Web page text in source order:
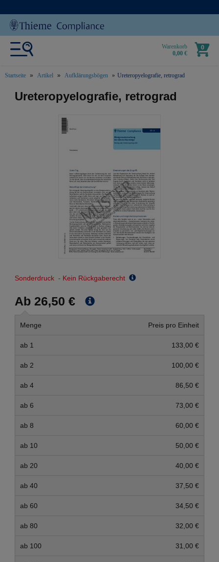
Warenkorb
0,00 €
0
Startseite Artikel Aufklärungsbögen Ureteropyelografie, retrograd
text.skipToContent
text.skipToNavigation
Ureteropyelografie, retrograd
Sonderdruck - Kein Rückgaberecht
Ab 26,50 €
Menge Preis pro Einheit
ab 1 133,00 €
ab 2 100,00 €
ab 4 86,50 €
ab 6 73,00 €
ab 8 60,00 €
ab 10 50,00 €
ab 20 40,00 €
ab 40 37,50 €
ab 60 34,50 €
ab 80 32,00 €
ab 100 31,00 €